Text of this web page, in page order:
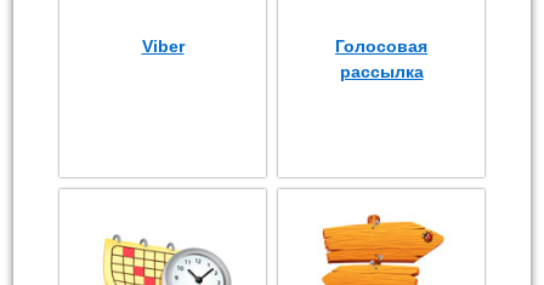
Viber
Голосовая
рассылка